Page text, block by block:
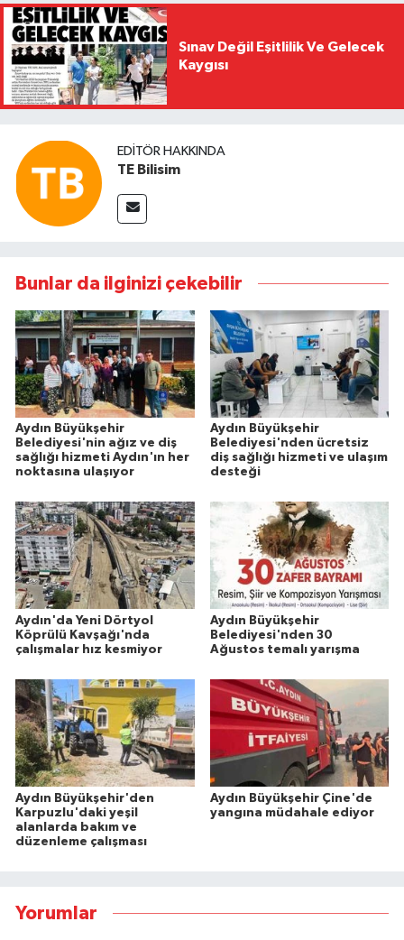
Sınav Değil Eşitlilik Ve Gelecek
Kaygısı
EDITÖR HAKKINDA
TE Bilisim
Bunlar da ilginizi çekebilir
Aydın Büyükşehir
Belediyesi'nin ağız ve diş
sağlığı hizmeti Aydın'ın her
noktasına ulaşıyor
Aydın Büyükşehir
Belediyesi'nden ücretsiz
diş sağlığı hizmeti ve ulaşım
desteği
Aydın'da Yeni Dörtyol
Köprülü Kavşağı'nda
çalışmalar hız kesmiyor
Aydın Büyükşehir
Belediyesi'nden 30
Ağustos temalı yarışma
Aydın Büyükşehir'den
Karpuzlu'daki yeşil
alanlarda bakım ve
düzenleme çalışması
Aydın Büyükşehir Çine'de
yangına müdahale ediyor
Yorumlar